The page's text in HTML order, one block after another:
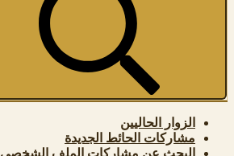
الزوار الحاليين
مشاركات الحائط الجديدة